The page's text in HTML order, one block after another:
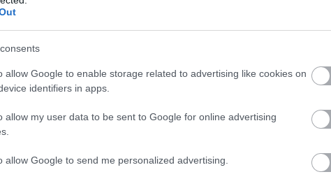
allow Google to enable storage related to advertising like cookies on
identifiers in apps.
allow my user data to be sent to Google for online advertising
allow Google to send me personalized advertising.
előadásokat - a
kialakuljon a Nemzeti új közönségbázisa. "Nagy
járt, most máshova jár. És jönnek újak. Mindig azt
is, de hiszek az előadásaink erejében"